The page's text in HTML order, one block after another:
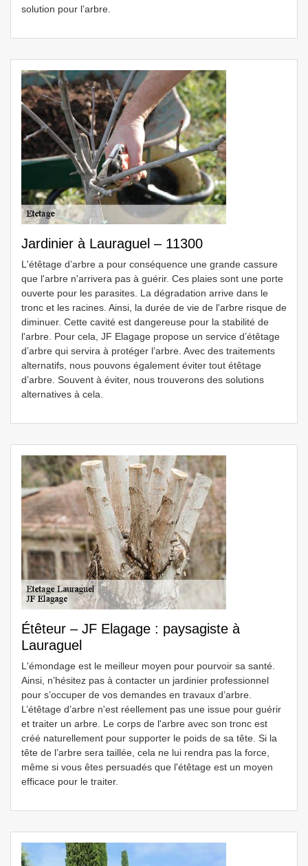
solution pour l’arbre.
Jardinier à Lauraguel – 11300
L'étêtage d’arbre a pour conséquence une grande cassure
que l'arbre n'arrivera pas à guérir. Ces plaies sont une porte
ouverte pour les parasites. La dégradation arrive dans le
tronc et les racines. Ainsi, la durée de vie de l'arbre risque de
diminuer. Cette cavité est dangereuse pour la stabilité de
l'arbre. Pour cela, JF Elagage propose un service d’étêtage
d’arbre qui servira à protéger l’arbre. Avec des traitements
alternatifs, nous pouvons également éviter tout étêtage
d’arbre. Souvent à éviter, nous trouverons des solutions
alternatives à cela.
Étêteur – JF Elagage : paysagiste à
Lauraguel
L'émondage est le meilleur moyen pour pourvoir sa santé.
Ainsi, n’hésitez pas à contacter un jardinier professionnel
pour s’occuper de vos demandes en travaux d’arbre.
L’étêtage d’arbre n'est réellement pas une issue pour guérir
et traiter un arbre. Le corps de l'arbre avec son tronc est
créé naturellement pour supporter le poids de sa tête. Si la
tête de l’arbre sera taillée, cela ne lui rendra pas la force,
même si vous êtes persuadés que l'étêtage est un moyen
efficace pour le traiter.